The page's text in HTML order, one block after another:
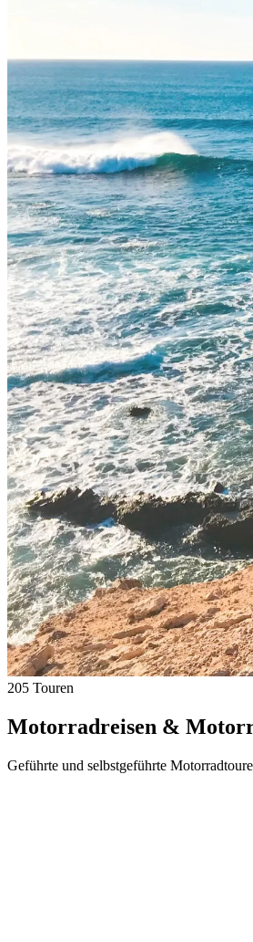
205 Touren
Motorradreisen &
Geführte und selbstgeführte